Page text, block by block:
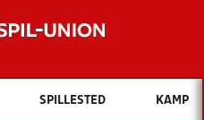
Hvad vil du søge efter?
SPILLESTED KAMP